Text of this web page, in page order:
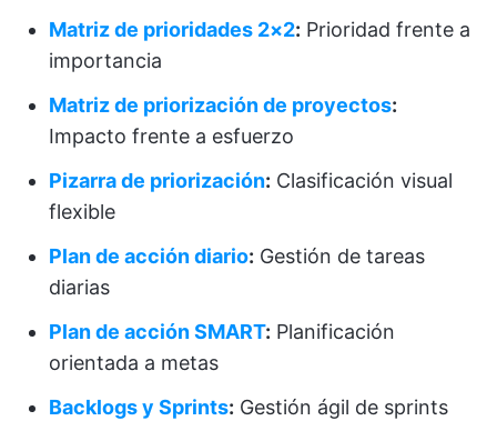
Matriz de prioridades 2×2: Prioridad frente a
importancia
Matriz de priorización de proyectos:
Impacto frente a esfuerzo
Pizarra de priorización: Clasificación visual
flexible
Plan de acción diario: Gestión de tareas
diarias
Plan de acción SMART: Planificación
orientada a metas
Backlogs y Sprints: Gestión ágil de sprints